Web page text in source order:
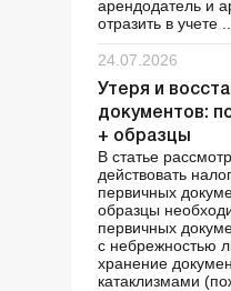
арендодатель и
отразить в учете ...
24.07.2026
Утеря и
документов:
+ образцы
В статье
действовать
первичных
образцы
первичных
с небрежностью
хранение
катаклизмами